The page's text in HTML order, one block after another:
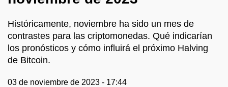
Históricamente, noviembre ha sido un mes de
contrastes para las criptomonedas. Qué indicarían
los pronósticos y cómo influirá el próximo Halving
de Bitcoin.
03 de noviembre de 2023 - 17:44